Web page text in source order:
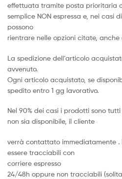
effettuata tramite posta prioritaria
semplice NON espressa e, nei casi
possono
rientrare nelle opzioni citate, anche
La spedizione dell’articolo
avvenuto.
Ogni articolo acquistato, se
spedito entro 1 gg lavorativo.
Nel 90% dei casi i prodotti sono
non sia disponibile, il cliente
verrà contattato immediatamente .
essere tracciabili con
corriere espresso
24/48h oppure non tracciabili